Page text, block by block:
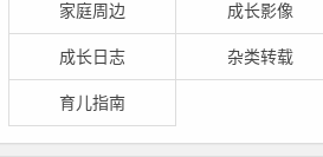
家庭周边 成长影像
成长日志 杂类转载
育儿指南